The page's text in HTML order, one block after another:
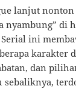
lanjut
nyambung” di
ini
karakter
dan